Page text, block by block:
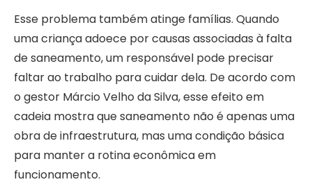
Esse problema também atinge famílias. Quando
uma criança adoece por causas associadas à falta
de saneamento, um responsável pode precisar
faltar ao trabalho para cuidar dela. De acordo com
o gestor Márcio Velho da Silva, esse efeito em
cadeia mostra que saneamento não é apenas uma
obra de infraestrutura, mas uma condição básica
para manter a rotina econômica em
funcionamento.